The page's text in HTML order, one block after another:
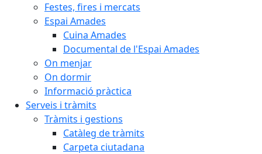
Festes, fires i mercats
Espai Amades
Cuina Amades
Documental de l'Espai Amades
On menjar
On dormir
Informació pràctica
Serveis i tràmits
Tràmits i gestions
Catàleg de tràmits
Carpeta ciutadana